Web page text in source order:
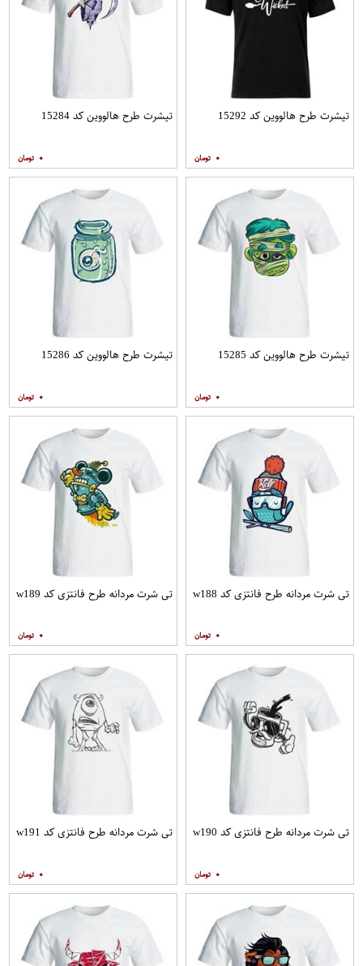
تیشرت طرح هالووین کد 15292
۰
تیشرت طرح هالووین کد 15284
۰
تیشرت طرح هالووین کد 15285
۰
تیشرت طرح هالووین کد 15286
۰
تی شرت مردانه طرح فانتزی کد w188
۰
تی شرت مردانه طرح فانتزی کد w189
۰
تی شرت مردانه طرح فانتزی کد w190
۰
تی شرت مردانه طرح فانتزی کد w191
۰